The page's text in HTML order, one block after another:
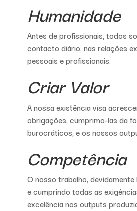
Humanidade
Antes de profissionais, todos
contacto diário, nas relações
pessoais e profissionais.
Criar Valor
A nossa existência visa
obrigações, cumprimo-las da
burocráticos, e os nossos
Competência
O nosso trabalho,
e cumprindo todas as
excelência nos outputs